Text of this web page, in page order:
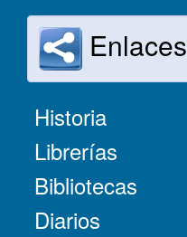
Enlaces
Historia
Librerías
Bibliotecas
Diarios